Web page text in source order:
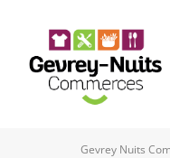
Gevrey Nuits